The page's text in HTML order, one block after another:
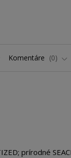
Komentáre 0
prírodné